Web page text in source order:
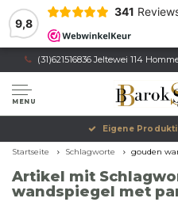
9,8
341
(31)621516836 Jeltewei 114
MENU
Eigene
Startseite Schlagworte gouden
Artikel mit
wandspiegel met